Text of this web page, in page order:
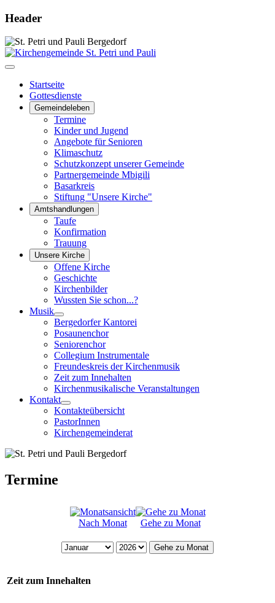
Header
Startseite
Gottesdienste
Gemeindeleben
Termine
Kinder und Jugend
Angebote für Senioren
Klimaschutz
Schutzkonzept unserer Gemeinde
Partnergemeinde Mbigili
Basarkreis
Stiftung "Unsere Kirche"
Amtshandlungen
Taufe
Konfirmation
Trauung
Unsere Kirche
Offene Kirche
Geschichte
Kirchenbilder
Wussten Sie schon...?
Musik
Bergedorfer Kantorei
Posaunenchor
Seniorenchor
Collegium Instrumentale
Freundeskreis der Kirchenmusik
Zeit zum Innehalten
Kirchenmusikalische Veranstaltungen
Kontakt
Kontakteübersicht
PastorInnen
Kirchengemeinderat
Termine
Nach Monat Gehe zu Monat
Gehe zu Monat
Zeit zum Innehalten